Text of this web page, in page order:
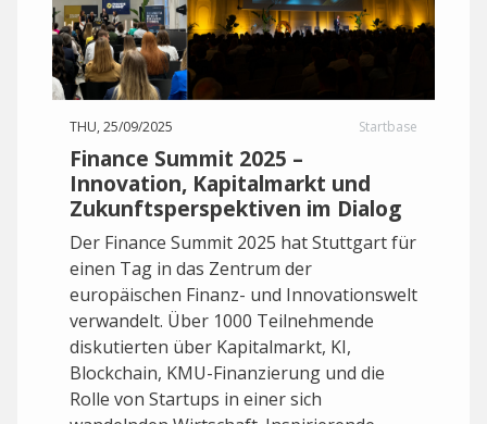
THU, 25/09/2025 Startbase
Finance Summit 2025 –
Innovation, Kapitalmarkt und
Zukunftsperspektiven im Dialog
Der Finance Summit 2025 hat Stuttgart für
einen Tag in das Zentrum der
europäischen Finanz- und Innovationswelt
verwandelt. Über 1000 Teilnehmende
diskutierten über Kapitalmarkt, KI,
Blockchain, KMU-Finanzierung und die
Rolle von Startups in einer sich